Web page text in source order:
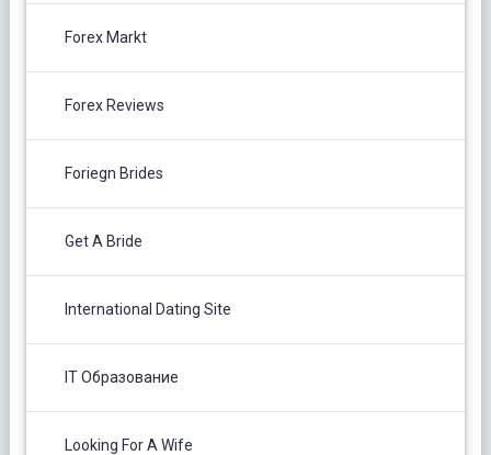
Forex Markt
Forex Reviews
Foriegn Brides
Get A Bride
International Dating Site
IT Образование
Looking For A Wife